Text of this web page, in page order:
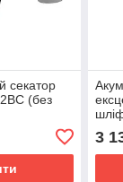
секатор
(без
АКБ
3